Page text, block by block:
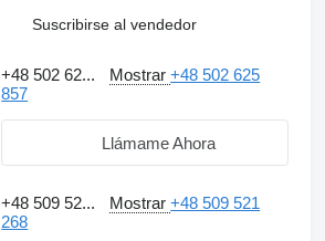
Suscribirse al vendedor
+48 502 62... Mostrar+48 502 625
857
Llámame Ahora
+48 509 52... Mostrar+48 509 521
268